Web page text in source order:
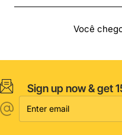
Você
Sign up now & get
Enter
email